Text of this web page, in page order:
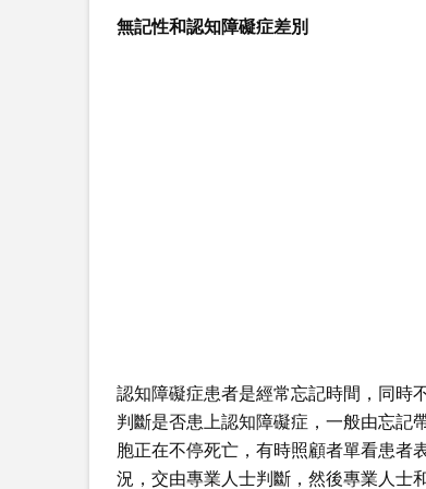
無記性和認知障礙症差別
認知障礙症患者是經常忘記時間，同時
判斷是否患上認知障礙症，一般由忘記
胞正在不停死亡，有時照顧者單看患者
況，交由專業人士判斷，然後專業人士